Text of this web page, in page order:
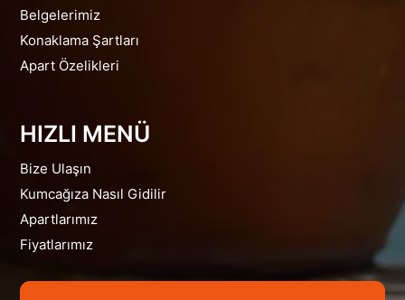
Belgelerimiz
Konaklama Şartları
Apart Özelikleri
HIZLI MENÜ
Bize Ulaşın
Kumcağıza Nasıl Gidilir
Apartlarımız
Fiyatlarımız